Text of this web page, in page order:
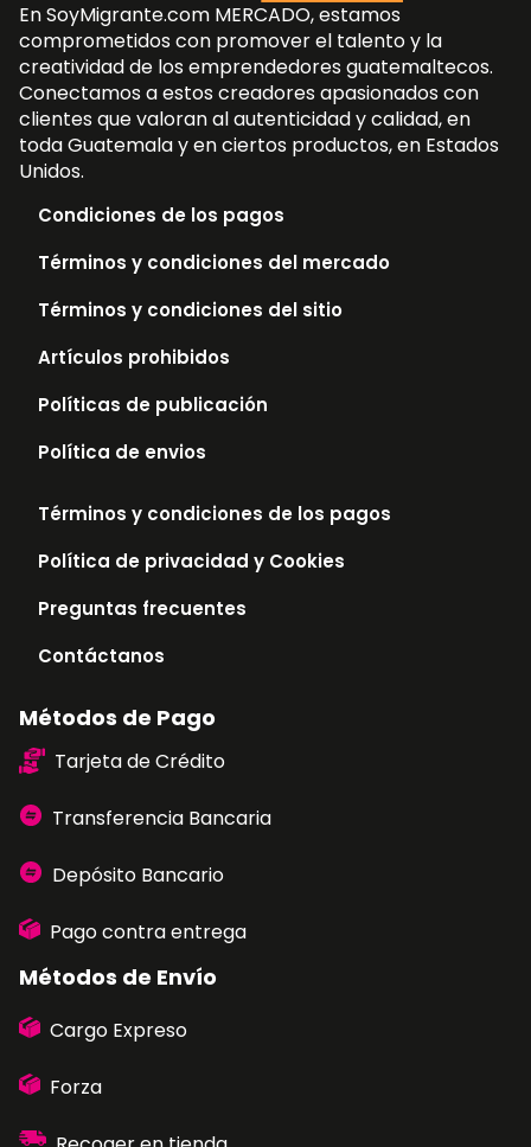
En SoyMigrante.com MERCADO, estamos
comprometidos con promover el talento y la
creatividad de los emprendedores guatemaltecos.
Conectamos a estos creadores apasionados con
clientes que valoran al autenticidad y calidad, en
toda Guatemala y en ciertos productos, en Estados
Unidos.
Condiciones de los pagos
Términos y condiciones del mercado
Términos y condiciones del sitio
Artículos prohibidos
Políticas de publicación
Política de envios
Términos y condiciones de los pagos
Política de privacidad y Cookies
Preguntas frecuentes
Contáctanos
Métodos de Pago
Tarjeta de Crédito
Transferencia Bancaria
Depósito Bancario
Pago contra entrega
Métodos de Envío
Cargo Expreso
Forza